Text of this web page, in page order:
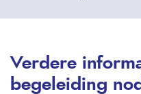
Verdere
begeleiding